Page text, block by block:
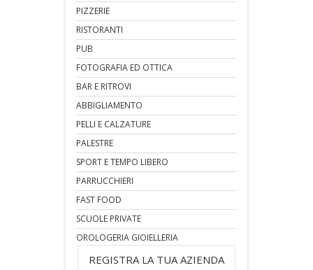
PIZZERIE
RISTORANTI
PUB
FOTOGRAFIA ED OTTICA
BAR E RITROVI
ABBIGLIAMENTO
PELLI E CALZATURE
PALESTRE
SPORT E TEMPO LIBERO
PARRUCCHIERI
FAST FOOD
SCUOLE PRIVATE
OROLOGERIA GIOIELLERIA
REGISTRA LA TUA AZIENDA